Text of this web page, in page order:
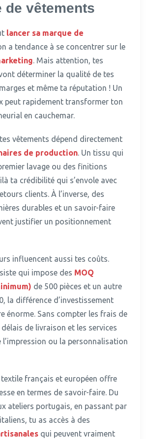
de vêtements
lancer sa marque de
a tendance à se concentrer sur le
. Mais attention, tes
déterminer la qualité de tes
et même ta réputation ! Un
peut rapidement transformer ton
en cauchemar.
vêtements dépend directement
de production. Un tissu qui
lavage ou des finitions
ta crédibilité qui s’envole avec
clients. À l’inverse, des
durables et un savoir-faire
justifier un positionnement
influencent aussi tes coûts.
qui impose des MOQ
de 500 pièces et un autre
la différence d’investissement
énorme. Sans compter les frais de
de livraison et les services
l’impression ou la personnalisation
textile français et européen offre
en termes de savoir-faire. Du
ateliers portugais, en passant par
tu as accès à des
qui peuvent vraiment